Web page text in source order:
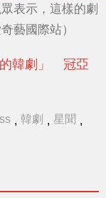
表示，這樣的劇
藝國際站）
的韓劇」 冠亞
, 韓劇 , 星聞 ,